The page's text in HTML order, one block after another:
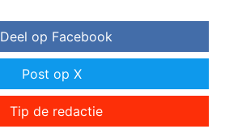
Deel op Facebook
Post op X
Tip de redactie